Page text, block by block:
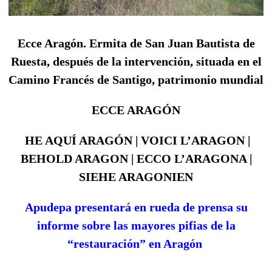
Ecce Aragón. Ermita de San Juan Bautista de
Ruesta, después de la intervención, situada en el
Camino Francés de Santigo, patrimonio mundial
ECCE ARAGÓN
HE AQUÍ ARAGÓN | VOICI L’ARAGON |
BEHOLD ARAGON | ECCO L’ARAGONA |
SIEHE ARAGONIEN
Apudepa presentará en rueda de prensa su
informe sobre las mayores pifias de la
“restauración” en Aragón